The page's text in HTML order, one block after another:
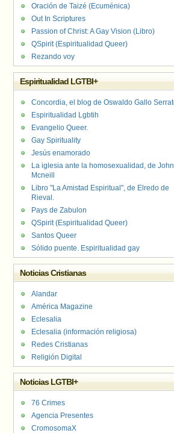
Oración de Taizé (Ecuménica)
Out In Scriptures
Passion of Christ: A Gay Vision (Libro)
QSpirit (Espiritualidad Queer)
Rezando voy
Espiritualidad LGTBI+
Concordia, el blog de Oswaldo Gallo
Espiritualidad Lgbtih
Evangelio Queer.
Gay Spirituality
Jesús enamorado
La iglesia ante la homosexualidad, de John
Mcneill
Libro "La Amistad Espiritual", de Elredo de
Rieval.
Pays de Zabulon
QSpirit (Espiritualidad Queer)
Santos Queer
Sólido puente. Espiritualidad gay
Noticias Cristianas
Alandar
América Magazine
Eclesalia
Eclesalia (información religiosa)
Redes Cristianas
Religión Digital
Noticias LGTBI+
76 Crimes
Agencia Presentes
CromosomaX